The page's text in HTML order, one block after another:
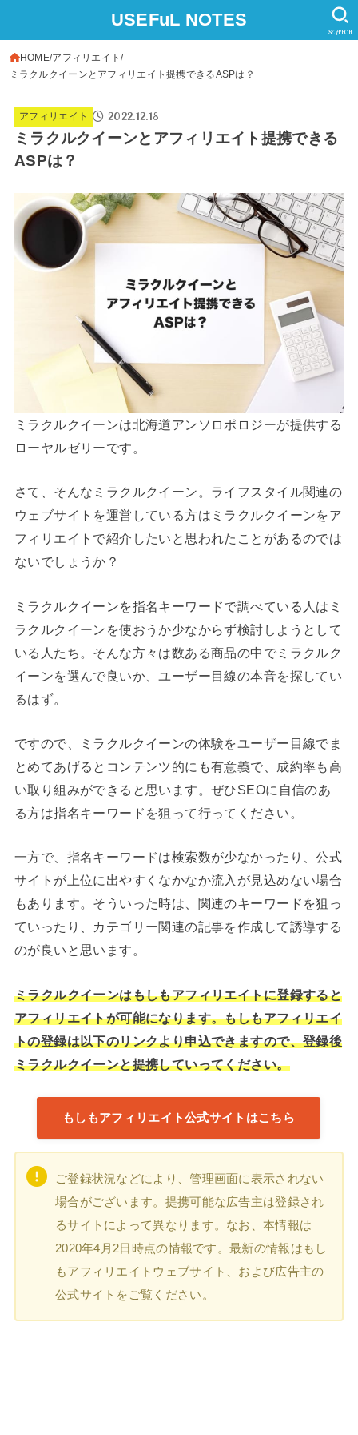
USEFuL NOTES
SEARCH
HOME アフィリエイト
ミラクルクイーンとアフィリエイト提携できるASPは？
アフィリエイト 2022.12.18
ミラクルクイーンとアフィリエイト提携できる
ASPは？
ミラクルクイーンは北海道アンソロポロジーが提供する
ローヤルゼリーです。
さて、そんなミラクルクイーン。ライフスタイル関連の
ウェブサイトを運営している方はミラクルクイーンをア
フィリエイトで紹介したいと思われたことがあるのでは
ないでしょうか？
ミラクルクイーンを指名キーワードで調べている人はミ
ラクルクイーンを使おうか少なからず検討しようとして
いる人たち。そんな方々は数ある商品の中でミラクルク
イーンを選んで良いか、ユーザー目線の本音を探してい
るはず。
ですので、ミラクルクイーンの体験をユーザー目線でま
とめてあげるとコンテンツ的にも有意義で、成約率も高
い取り組みができると思います。ぜひSEOに自信のあ
る方は指名キーワードを狙って行ってください。
一方で、指名キーワードは検索数が少なかったり、公式
サイトが上位に出やすくなかなか流入が見込めない場合
もあります。そういった時は、関連のキーワードを狙っ
ていったり、カテゴリー関連の記事を作成して誘導する
のが良いと思います。
ミラクルクイーンはもしもアフィリエイトに登録すると
アフィリエイトが可能になります。もしもアフィリエイ
トの登録は以下のリンクより申込できますので、登録後
ミラクルクイーンと提携していってください。
もしもアフィリエイト公式サイトはこちら
ご登録状況などにより、管理画面に表示されない
場合がございます。提携可能な広告主は登録され
るサイトによって異なります。なお、本情報は
2020年4月2日時点の情報です。最新の情報はもし
もアフィリエイトウェブサイト、および広告主の
公式サイトをご覧ください。